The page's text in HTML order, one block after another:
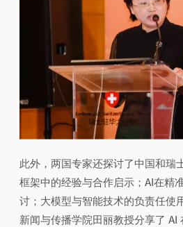
此外，两国专家还探讨了中国和瑞
框架中的经验与合作启示；AI在精
讨；大模型与智能技术的负责任使
新闻与传播学院田丽教授分享了 AI